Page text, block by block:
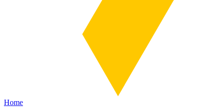
Home